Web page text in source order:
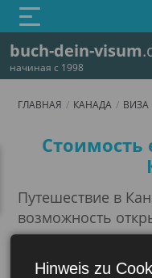
buch-dein-visum
начиная с 1998
ГЛАВНАЯ КАНАДА ВИЗА
Стоимость
Путешествие в
возможность
культурное
природные
Hinweis zu